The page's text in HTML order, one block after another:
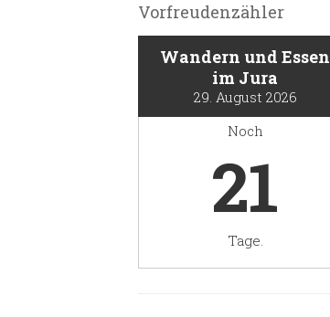
Vorfreudenzähler
Wandern und Essen
im Jura
29. August 2026
Noch
21
Tage.